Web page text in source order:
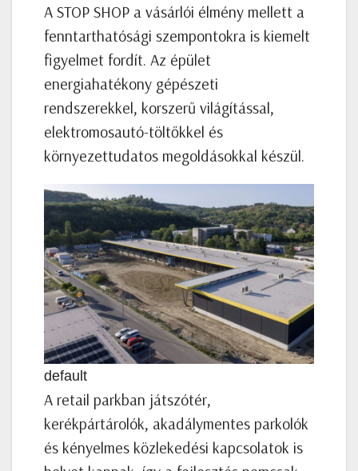
A STOP SHOP a vásárlói élmény mellett a
fenntarthatósági szempontokra is kiemelt
figyelmet fordít. Az épület
energiahatékony gépészeti
rendszerekkel, korszerű világítással,
elektromosautó-töltőkkel és
környezettudatos megoldásokkal készül.
default
A retail parkban játszótér,
kerékpártárolók, akadálymentes parkolók
és kényelmes közlekedési kapcsolatok is